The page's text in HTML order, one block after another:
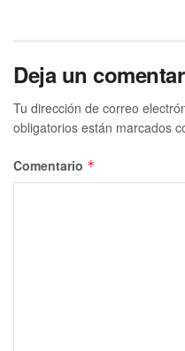
Deja un
Tu dirección de correo
obligatorios están marcados
Comentario *